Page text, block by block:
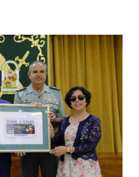
un recital con textos de
el próximo 6 de
Blas de la localidad